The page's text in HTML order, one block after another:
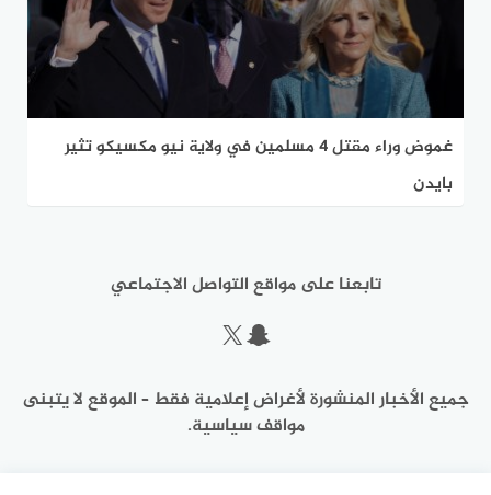
غموض وراء مقتل 4 مسلمين في ولاية نيو مكسيكو تثير
بايدن
تابعنا على مواقع التواصل الاجتماعي
سناب شات
إكس
جميع الأخبار المنشورة لأغراض إعلامية فقط – الموقع لا يتبنى
مواقف سياسية.